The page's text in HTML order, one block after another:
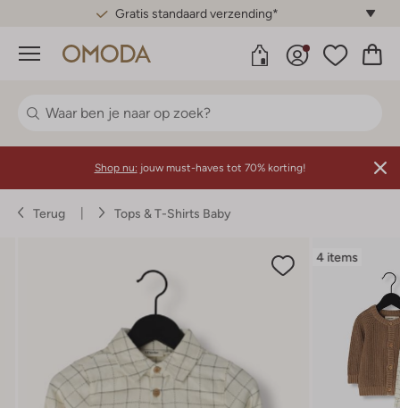
Gratis standaard verzending*
Menu
Shop nu: jouw must-haves tot 70% korting!
Terug Tops & T-Shirts Baby
4 items